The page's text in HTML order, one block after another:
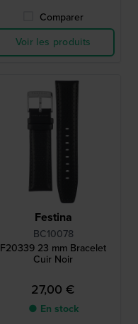
Comparer
Voir les produits
Festina
BC10078
F20339 23 mm Bracelet
Cuir Noir
27,00 €
● En stock